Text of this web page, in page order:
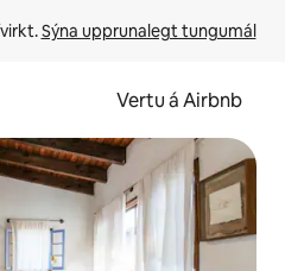
Sýna upprunalegt tungumál
Vertu á Airbnb